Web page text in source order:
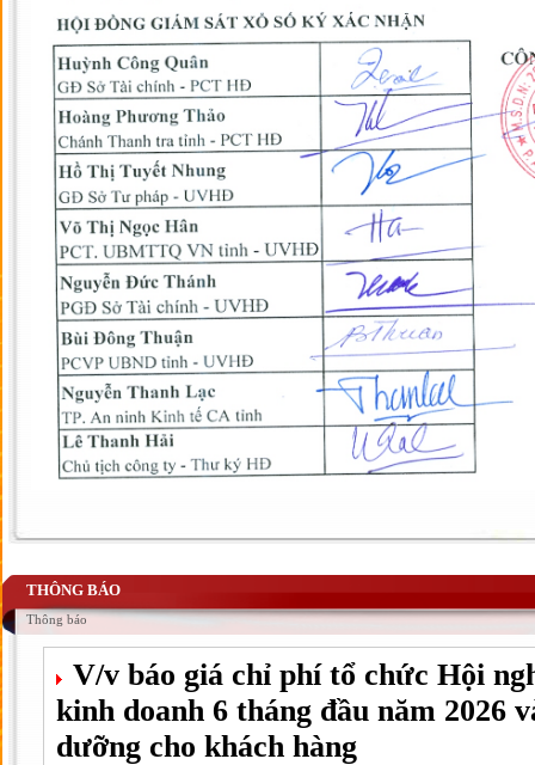
THÔNG BÁO
Thông báo
V/v báo giá chỉ phí tổ chức Hội
kinh doanh 6 tháng đầu năm 2026
dưỡng cho khách hàng